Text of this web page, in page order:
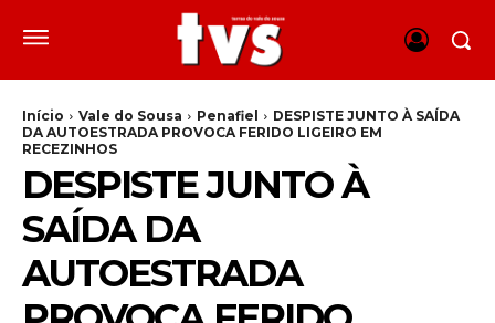
Início Vale do Sousa Penafiel
DESPISTE JUNTO À SAÍDA
DA AUTOESTRADA PROVOCA FERIDO LIGEIRO EM
RECEZINHOS
DESPISTE JUNTO À
SAÍDA DA
AUTOESTRADA